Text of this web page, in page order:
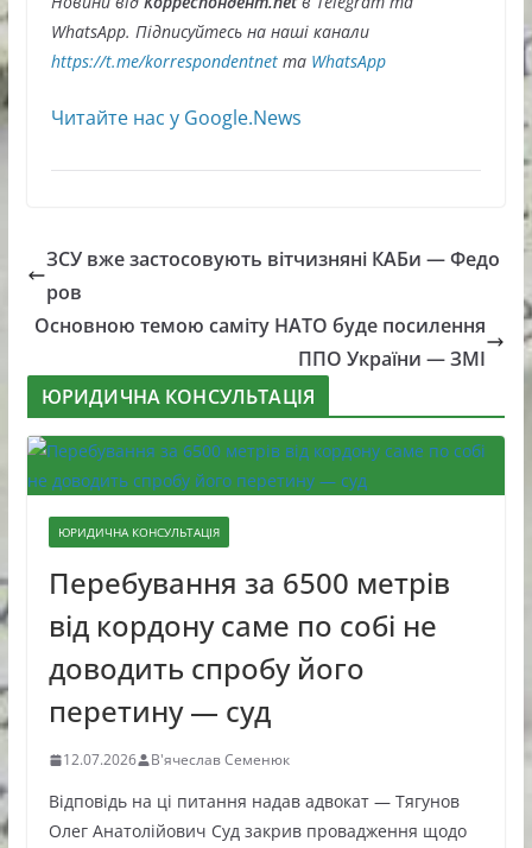
WhatsApp. Підписуйтесь на наші канали
https://t.me/korrespondentnetта WhatsApp
Читайте нас у Google.News
ЗСУ вже застосовують вітчизняні КАБи — Федо
ров
Основною темою саміту НАТО буде посилення
ППО України — ЗМІ
ЮРИДИЧНА КОНСУЛЬТАЦІЯ
ЮРИДИЧНА КОНСУЛЬТАЦІЯ
Перебування за 6500 метрів
від кордону саме по собі не
доводить спробу його
перетину — суд
12.07.2026 В'ячеслав Семенюк
Відповідь на ці питання надав адвокат — Тягунов
Олег Анатолійович Суд закрив провадження щодо